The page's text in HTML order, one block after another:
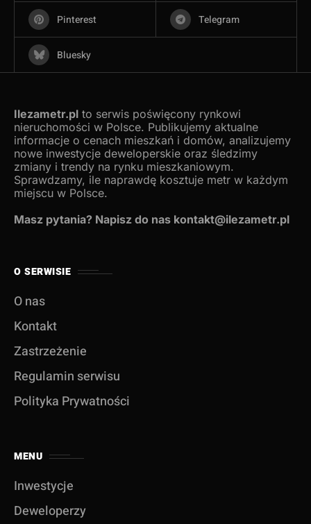
Pinterest Telegram
Bluesky
Ilezametr.pl to serwis poświęcony rynkowi
nieruchomości w Polsce. Publikujemy aktualne
informacje o cenach mieszkań i domów, analizujemy
nowe inwestycje deweloperskie oraz śledzimy
zmiany i trendy na rynku mieszkaniowym.
Sprawdzamy, ile naprawdę kosztuje metr w każdym
miejscu w Polsce.
Masz pytania? Napisz do nas kontakt@ilezametr.pl
O SERWISIE
O nas
Kontakt
Zastrzeżenie
Regulamin serwisu
Polityka Prywatności
MENU
Inwestycje
Deweloperzy